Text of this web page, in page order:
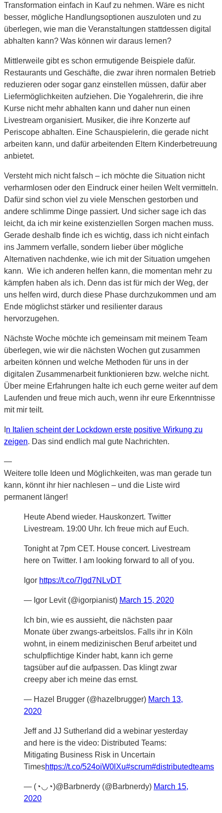
Transformation einfach in Kauf zu nehmen. Wäre es nicht
besser, mögliche Handlungsoptionen auszuloten und zu
überlegen, wie man die Veranstaltungen stattdessen digital
abhalten kann? Was können wir daraus lernen?
Mittlerweile gibt es schon ermutigende Beispiele dafür.
Restaurants und Geschäfte, die zwar ihren normalen Betrieb
reduzieren oder sogar ganz einstellen müssen, dafür aber
Liefermöglichkeiten aufziehen. Die Yogalehrerin, die ihre
Kurse nicht mehr abhalten kann und daher nun einen
Livestream organisiert. Musiker, die ihre Konzerte auf
Periscope abhalten. Eine Schauspielerin, die gerade nicht
arbeiten kann, und dafür arbeitenden Eltern Kinderbetreuung
anbietet.
Versteht mich nicht falsch – ich möchte die Situation nicht
verharmlosen oder den Eindruck einer heilen Welt vermitteln.
Dafür sind schon viel zu viele Menschen gestorben und
andere schlimme Dinge passiert. Und sicher sage ich das
leicht, da ich mir keine existenziellen Sorgen machen muss.
Gerade deshalb finde ich es wichtig, dass ich nicht einfach
ins Jammern verfalle, sondern lieber über mögliche
Alternativen nachdenke, wie ich mit der Situation umgehen
kann. Wie ich anderen helfen kann, die momentan mehr zu
kämpfen haben als ich. Denn das ist für mich der Weg, der
uns helfen wird, durch diese Phase durchzukommen und am
Ende möglichst stärker und resilienter daraus
hervorzugehen.
Nächste Woche möchte ich gemeinsam mit meinem Team
überlegen, wie wir die nächsten Wochen gut zusammen
arbeiten können und welche Methoden für uns in der
digitalen Zusammenarbeit funktionieren bzw. welche nicht.
Über meine Erfahrungen halte ich euch gerne weiter auf dem
Laufenden und freue mich auch, wenn ihr eure Erkenntnisse
mit mir teilt.
n Italien scheint der Lockdown erste positive Wirkung zu
zeigen. Das sind endlich mal gute Nachrichten.
—
Weitere tolle Ideen und Möglichkeiten, was man gerade tun
kann, könnt ihr hier nachlesen – und die Liste wird
permanent länger!
Heute Abend wieder. Hauskonzert. Twitter
Livestream. 19:00 Uhr. Ich freue mich auf Euch.
Tonight at 7pm CET. House concert. Livestream
here on Twitter. I am looking forward to all of you.
Igor https://t.co/7lgd7NLvDT
— Igor Levit (@igorpianist) March 15, 2020
Ich bin, wie es aussieht, die nächsten paar
Monate über zwangs-arbeitslos. Falls ihr in Köln
wohnt, in einem medizinischen Beruf arbeitet und
schulpflichtige Kinder habt, kann ich gerne
tagsüber auf die aufpassen. Das klingt zwar
creepy aber ich meine das ernst.
— Hazel Brugger (@hazelbrugger) March 13,
2020
Jeff and JJ Sutherland did a webinar yesterday
and here is the video: Distributed Teams:
Mitigating Business Risk in Uncertain
Timeshttps://t.co/524oiW0lXu#scrum#distributedteams
— (◔◡◔)@Barbnerdy (@Barbnerdy) March 15,
2020